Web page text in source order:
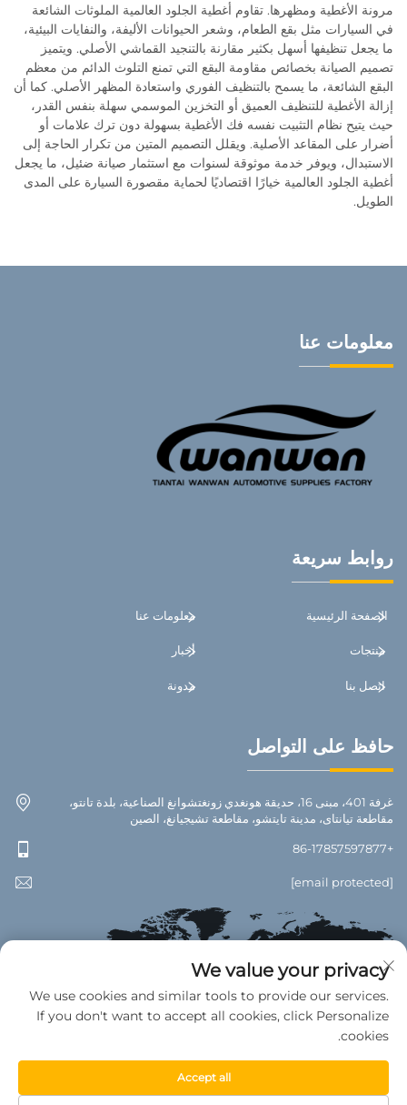
مرونة الأغطية ومظهرها. تقاوم أغطية الجلود العالمية الملوثات الشائعة
في السيارات مثل بقع الطعام، وشعر الحيوانات الأليفة، والنفايات البيئية،
ما يجعل تنظيفها أسهل بكثير مقارنة بالتنجيد القماشي الأصلي. ويتميز
تصميم الصيانة بخصائص مقاومة البقع التي تمنع التلوث الدائم من معظم
البقع الشائعة، ما يسمح بالتنظيف الفوري واستعادة المظهر الأصلي. كما أن
إزالة الأغطية للتنظيف العميق أو التخزين الموسمي سهلة بنفس القدر،
حيث يتيح نظام التثبيت نفسه فك الأغطية بسهولة دون ترك علامات أو
أضرار على المقاعد الأصلية. ويقلل التصميم المتين من تكرار الحاجة إلى
الاستبدال، ويوفر خدمة موثوقة لسنوات مع استثمار صيانة ضئيل، ما يجعل
أغطية الجلود العالمية خيارًا اقتصاديًا لحماية مقصورة السيارة على المدى
الطويل.
معلومات عنا
روابط سريعة
الصفحة الرئيسية معلومات عنا
منتجات أخبار
اتصل بنا مدونة
حافظ على التواصل
غرفة 401، مبنى 16، حديقة هونغدي زونغتشوانغ الصناعية، بلدة تانتو،
مقاطعة تيانتاى، مدينة تايتشو، مقاطعة تشيجيانغ، الصين
+86-17857597877
[email protected]
We value your privacy
We use cookies and similar tools to provide our services.
If you don't want to accept all cookies, click Personalize
cookies.
Accept all